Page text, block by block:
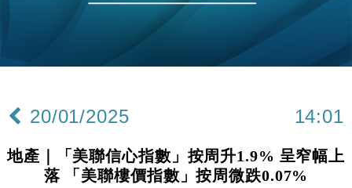
13:12
國際｜特朗普赴洛杉磯高球場活動前 男子攜槍彈被捕
財經｜香港7月PMI回落至51 企業擴張放慢兼縮減人
10:57
財經｜美商務部擬擴大金屬關稅範圍 14類產品或加徵
18:15
本地｜新世界K11 9月升級會員制度 增鉑金卡級別鎖
定高消費客群
20/01/2025 14:01
地產｜「美聯信心指數」按周升1.9% 呈窄幅上
落 「美聯樓價指數」按周微跌0.07%